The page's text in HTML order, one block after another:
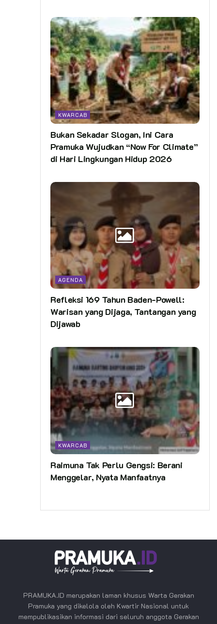
KWARCAB
Bukan Sekadar Slogan, Ini Cara
Pramuka Wujudkan “Now For Climate”
di Hari Lingkungan Hidup 2026
AGENDA
Refleksi 169 Tahun Baden-Powell:
Warisan yang Dijaga, Tantangan yang
Dijawab
KWARCAB
Raimuna Tak Perlu Gengsi: Berani
Menggelar, Nyata Manfaatnya
PRAMUKA.ID merupakan laman khusus Warta Gerakan
Pramuka yang dikelola oleh Kwartir Nasional untuk
mempublikasikan informasi dari seluruh anggota Gerakan